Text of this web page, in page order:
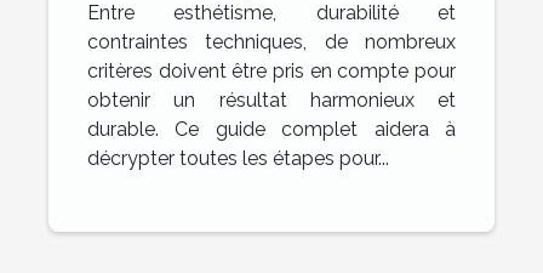
Entre esthétisme, durabilité et
contraintes techniques, de nombreux
critères doivent être pris en compte pour
obtenir un résultat harmonieux et
durable. Ce guide complet aidera à
décrypter toutes les étapes pour...